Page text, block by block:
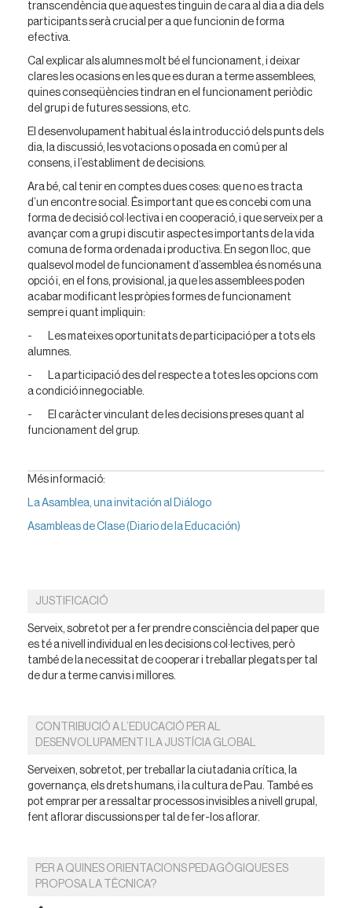
transcendència que aquestes tinguin de cara al dia a dia dels
participants serà crucial per a que funcionin de forma
efectiva.
Cal explicar als alumnes molt bé el funcionament, i deixar
clares les ocasions en les que es duran a terme assemblees,
quines conseqüències tindran en el funcionament periòdic
del grup i de futures sessions, etc.
El desenvolupament habitual és la introducció dels punts dels
dia, la discussió, les votacions o posada en comú per al
consens, i l’establiment de decisions.
Ara bé, cal tenir en comptes dues coses: que no es tracta
d’un encontre social. És important que es concebi com una
forma de decisió col·lectiva i en cooperació, i que serveix per a
avançar com a grup i discutir aspectes importants de la vida
comuna de forma ordenada i productiva. En segon lloc, que
qualsevol model de funcionament d’assemblea és només una
opció i, en el fons, provisional, ja que les assemblees poden
acabar modificant les pròpies formes de funcionament
sempre i quant impliquin:
- Les mateixes oportunitats de participació per a tots els
alumnes.
- La participació des del respecte a totes les opcions com
a condició innegociable.
- El caràcter vinculant de les decisions preses quant al
funcionament del grup.
Més informació:
La Asamblea, una invitación al Diálogo
Asambleas de Clase (Diario de la Educación)
JUSTIFICACIÓ
Serveix, sobretot per a fer prendre consciència del paper que
es té a nivell individual en les decisions col·lectives, però
també de la necessitat de cooperar i treballar plegats per tal
de dur a terme canvis i millores.
CONTRIBUCIÓ A L’EDUCACIÓ PER AL
DESENVOLUPAMENT I LA JUSTÍCIA GLOBAL
Serveixen, sobretot, per treballar la ciutadania crítica, la
governança, els drets humans, i la cultura de Pau. També es
pot emprar per a ressaltar processos invisibles a nivell grupal,
fent aflorar discussions per tal de fer-los aflorar.
PER A QUINES ORIENTACIONS PEDAGÒGIQUES ES
PROPOSA LA TÈCNICA?